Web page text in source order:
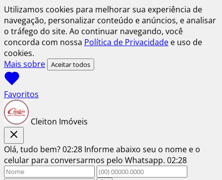
Utilizamos cookies para melhorar sua experiência de
navegação, personalizar conteúdo e anúncios, e analisar
o tráfego do site. Ao continuar navegando, você
concorda com nossa Política de Privacidade e uso de
cookies.
Mais sobre
Aceitar todos
Favoritos
Cleiton Imóveis
Olá, tudo bem?02:28 Informe abaixo seu o nome e o
celular para conversarmos pelo Whatsapp. 02:28